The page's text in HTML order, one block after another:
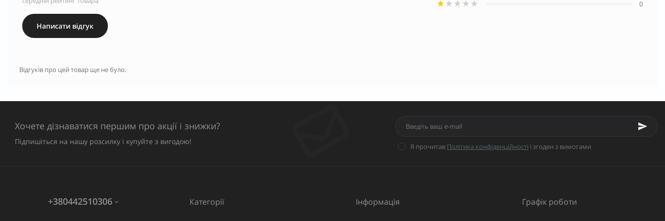
Написати відгук
0
Відгуків про цей товар ще не було.
Хочете дізнаватися першим про акції і знижки?
Підпишіться на нашу розсилку і купуйте з вигодою!
Я прочитав Політика конфіденційності і згоден з вимогами
+380442510306 Категорії Інформація Графік роботи